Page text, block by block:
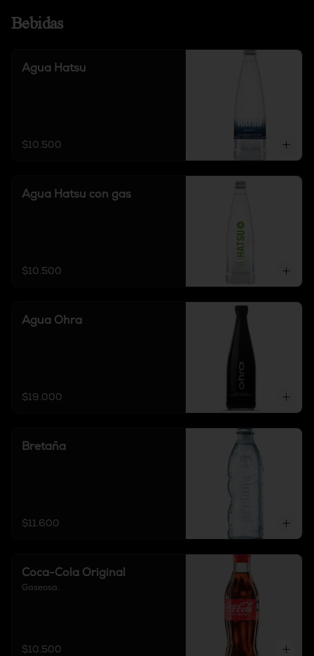
Bebidas
Agua Hatsu
$10.500
Agua Hatsu con gas
$10.500
Agua Ohra
$19.000
Bretaña
$11.600
Coca-Cola Original
Gaseosa.
$10.500